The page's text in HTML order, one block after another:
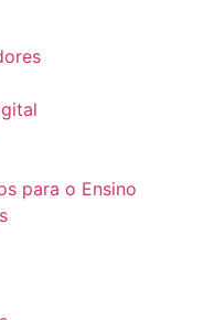
para o Ensino